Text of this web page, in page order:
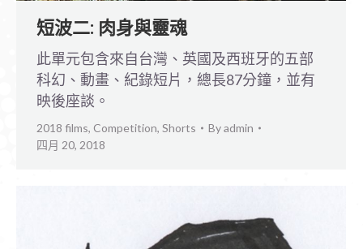
短波二: 肉身與靈魂
此單元包含來自台灣、英國及西班牙的五部
科幻、動畫、紀錄短片，總長87分鐘，並有
映後座談。
2018 films, Competition, Shorts Byadmin
四月 20, 2018